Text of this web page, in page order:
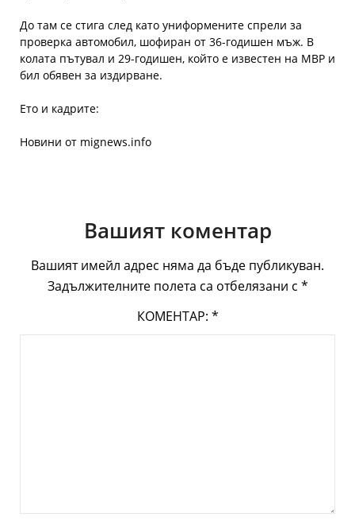
До там се стига след като униформените спрели за
проверка автомобил, шофиран от 36-годишен мъж. В
колата пътувал и 29-годишен, който е известен на МВР и
бил обявен за издирване.
Ето и кадрите:
Новини от mignews.info
Вашият коментар
Вашият имейл адрес няма да бъде публикуван.
Задължителните полета са отбелязани с *
КОМЕНТАР: *